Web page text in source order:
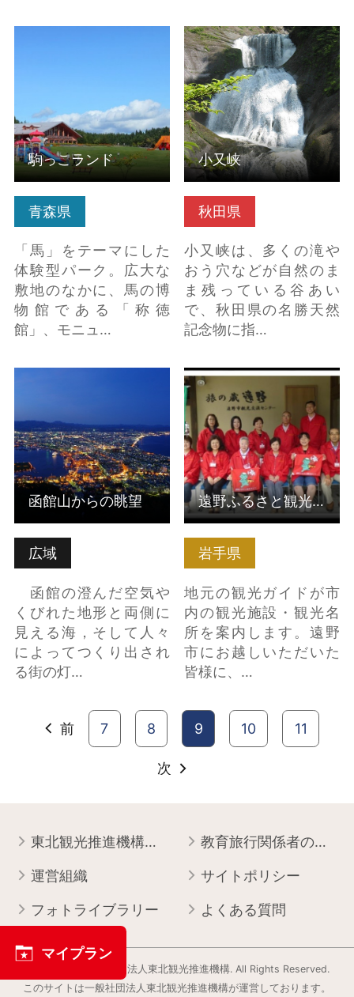
青森県
「馬」をテーマにした
体験型パーク。広大な
敷地のなかに、馬の博
物館である「称徳
館」、モニュ…
駒っこランド
秋田県
小又峡は、多くの滝や
おう穴などが自然のま
ま残っている谷あい
で、秋田県の名勝天然
記念物に指…
小又峡 の詳細はこちら
小又峡
広域
函館の澄んだ空気や
くびれた地形と両側に
見える海，そして人々
によってつくり出され
る街の灯…
函館山からの眺望
岩手県
地元の観光ガイドが市
内の観光施設・観光名
所を案内します。遠野
市にお越しいただいた
皆様に、…
遠野ふるさと観光ガイ
ド の詳細はこちら
遠野ふるさと観光ガイド
前 7 8 9 10 11
次
東北観光推進機構について 教育旅行関係者の皆様へ
運営組織 サイトポリシー
フォトライブラリー よくある質問
Copyright © 一般社団法人東北観光推進機構. All Rights Reserved.
このサイトは⼀般社団法⼈東北観光推進機構が運営しております。
マイプラン